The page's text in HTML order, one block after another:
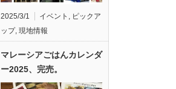
2025/3/1 イベント , ピックア
ップ, 現地情報
マレーシアごはんカレンダ
ー2025、完売。